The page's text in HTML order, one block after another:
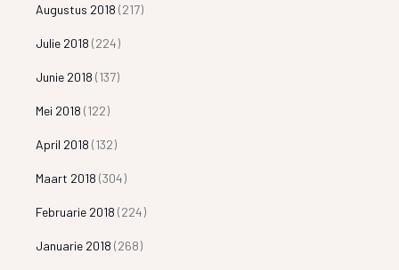
Augustus 2018 (217)
Julie 2018 (224)
Junie 2018 (137)
Mei 2018 (122)
April 2018 (132)
Maart 2018 (304)
Februarie 2018 (224)
Januarie 2018 (268)